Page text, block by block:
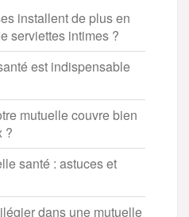
installent de plus en
serviettes intimes ?
est indispensable
mutuelle couvre bien
?
santé : astuces et
dans une mutuelle